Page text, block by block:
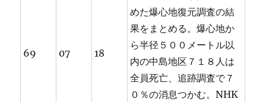
69 07 18
めた爆心地復元調査の結
果をまとめる。爆心地か
ら半径５００メートル以
内の中島地区７１８人は
全員死亡、追跡調査で７
０％の消息つかむ。NHK